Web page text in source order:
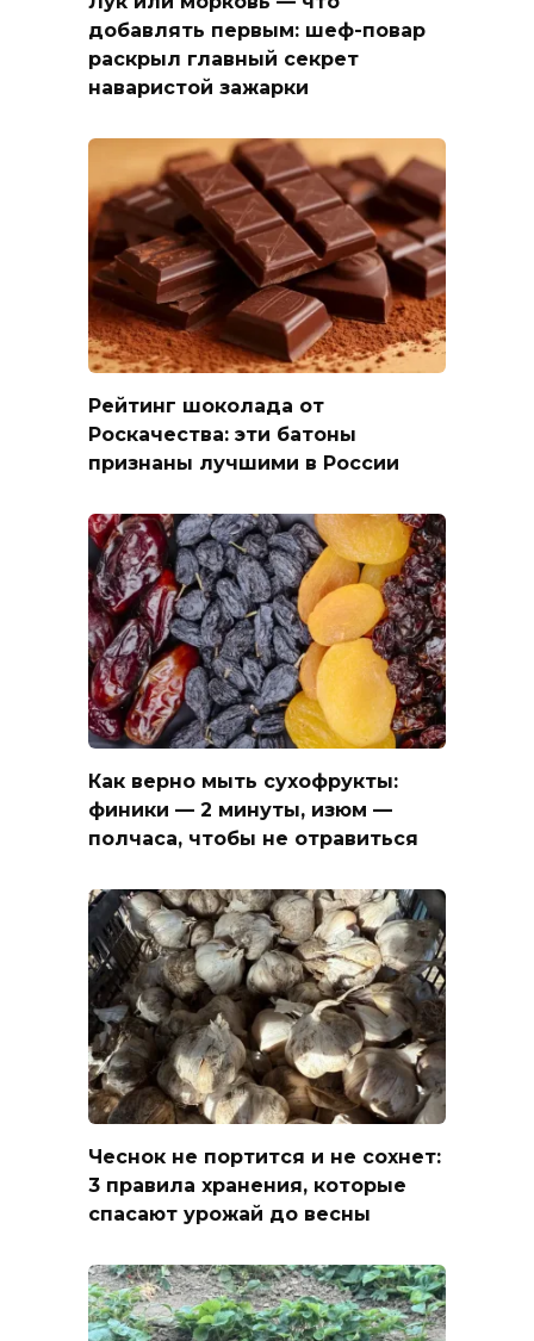
добавлять первым: шеф-повар
раскрыл главный секрет
наваристой зажарки
Рейтинг шоколада от
Роскачества: эти батоны
признаны лучшими в России
Как верно мыть сухофрукты:
финики — 2 минуты, изюм —
полчаса, чтобы не отравиться
Чеснок не портится и не сохнет:
3 правила хранения, которые
спасают урожай до весны